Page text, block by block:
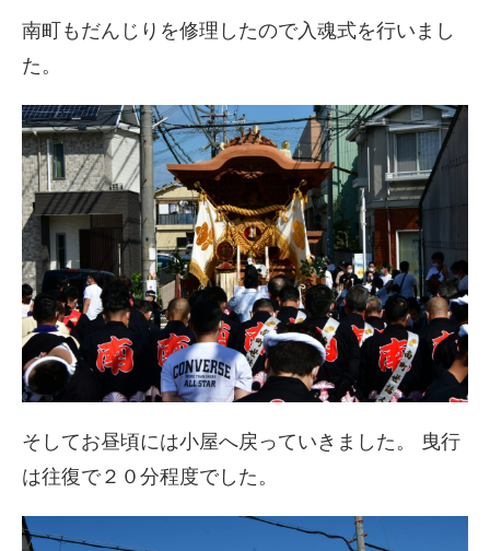
南町もだんじりを修理したので入魂式を行いまし
た。
そしてお昼頃には小屋へ戻っていきました。 曳行
は往復で２０分程度でした。